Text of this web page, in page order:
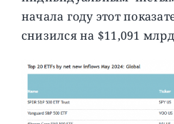
начала году этот
снизился на $11,091